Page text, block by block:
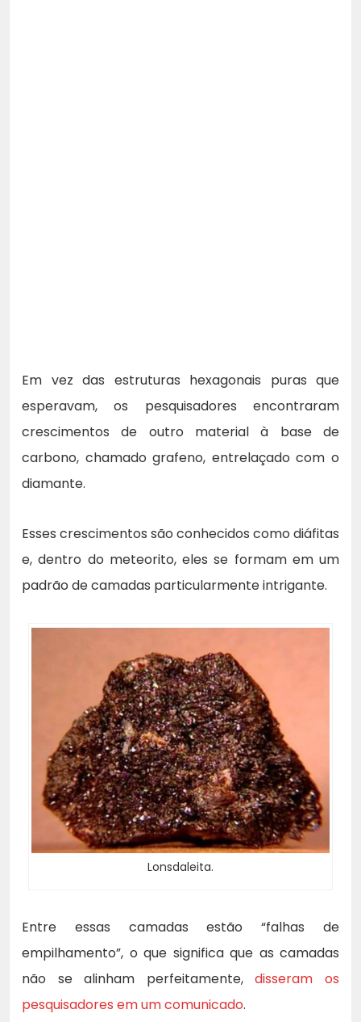
Em vez das estruturas hexagonais puras que
esperavam, os pesquisadores encontraram
crescimentos de outro material à base de
carbono, chamado grafeno, entrelaçado com o
diamante.
Esses crescimentos são conhecidos como diáfitas
e, dentro do meteorito, eles se formam em um
padrão de camadas particularmente intrigante.
Lonsdaleita.
Entre essas camadas estão “falhas de
empilhamento”, o que significa que as camadas
não se alinham perfeitamente,disseram os
pesquisadores em um comunicado.